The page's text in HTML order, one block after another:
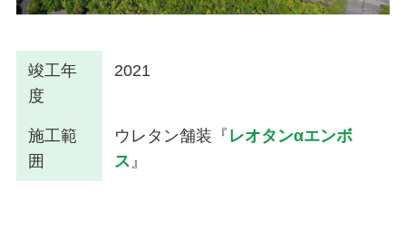
竣工年
度
2021
施工範
囲
ウレタン舗装『 レオタンαエンボ
ス』